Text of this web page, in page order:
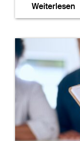
Weiterlesen